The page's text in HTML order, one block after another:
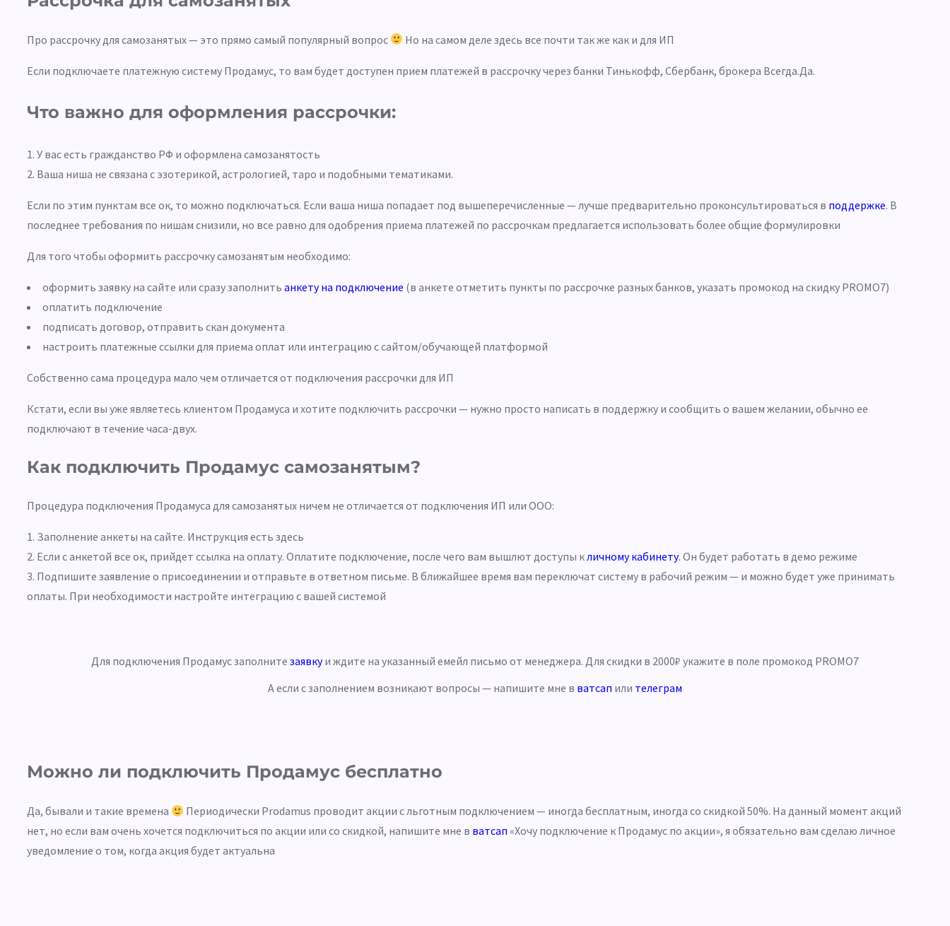
Про рассрочку для самозанятых — это прямо самый популярный вопрос Но на самом деле здесь все почти так же как и для ИП
Если подключаете платежную систему Продамус, то вам будет доступен прием платежей в рассрочку через банки Тинькофф, Сбербанк, брокера Всегда.Да.
Что важно для оформления рассрочки:
У вас есть гражданство РФ и оформлена самозанятость
Ваша ниша не связана с эзотерикой, астрологией, таро и подобными тематиками.
Если по этим пунктам все ок, то можно подключаться. Если ваша ниша попадает под вышеперечисленные — лучше предварительно проконсультироваться в поддержке. В
последнее требования по нишам снизили, но все равно для одобрения приема платежей по рассрочкам предлагается использовать более общие формулировки
Для того чтобы оформить рассрочку самозанятым необходимо:
оформить заявку на сайте или сразу заполнить анкету на подключение (в анкете отметить пункты по рассрочке разных банков, указать промокод на скидку PROMO7)
оплатить подключение
подписать договор, отправить скан документа
настроить платежные ссылки для приема оплат или интеграцию с сайтом/обучающей платформой
Собственно сама процедура мало чем отличается от подключения рассрочки для ИП
Кстати, если вы уже являетесь клиентом Продамуса и хотите подключить рассрочки — нужно просто написать в поддержку и сообщить о вашем желании, обычно ее
подключают в течение часа-двух.
Как подключить Продамус самозанятым?
Процедура подключения Продамуса для самозанятых ничем не отличается от подключения ИП или ООО:
Заполнение анкеты на сайте. Инструкция есть здесь
Если с анкетой все ок, прийдет ссылка на оплату. Оплатите подключение, после чего вам вышлют доступы кличному кабинету. Он будет работать в демо режиме
Подпишите заявление о присоединении и отправьте в ответном письме. В ближайшее время вам переключат систему в рабочий режим — и можно будет уже принимать
оплаты. При необходимости настройте интеграцию с вашей системой
Для подключения Продамус заполните заявкуи ждите на указанный емейл письмо от менеджера. Для скидки в 2000₽ укажите в поле промокод PROMO7
А если с заполнением возникают вопросы — напишите мне в ватсап или телеграм
Можно ли подключить Продамус бесплатно
Да, бывали и такие времена
Периодически Prodamus проводит акции с льготным подключением — иногда бесплатным, иногда со скидкой 50%. На данный момент акций
нет, но если вам очень хочется подключиться по акции или со скидкой, напишите мне в ватсап «Хочу подключение к Продамус по акции», я обязательно вам сделаю личное
уведомление о том, когда акция будет актуальна